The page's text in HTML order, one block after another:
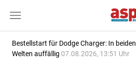
Bestellstart für Dodge Charger: In beiden
Welten auffällig 07.08.2026, 13:51 Uhr